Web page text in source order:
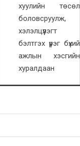
хуулийн төсөл
боловсруулж,
хэлэлцүүлэгт
бэлтгэх үүрэг бүхий
ажлын хэсгийн
хуралдаан